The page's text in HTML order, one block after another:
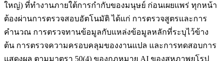
ใหญ่) ที่ทำงานภายใต้การกำกับของมนุษย์ ก่อนเผยแพร่ ทุกหน้า
ต้องผ่านการตรวจสอบอัตโนมัติ ได้แก่ การตรวจสูตรและการ
คำนวณ การตรวจทานข้อมูลกับแหล่งข้อมูลหลักที่ระบุไว้ข้าง
ต้น การตรวจความครอบคลุมของงานแปล และการทดสอบการ
แสดงผล ตามมาตรา 50(4) ของกฎหมาย AI ของสหภาพยุโรป